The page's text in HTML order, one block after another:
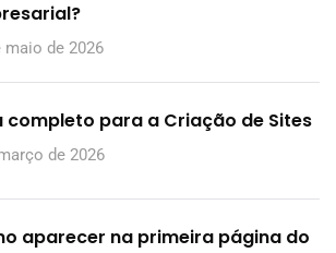
maio de 2026
completo para a Criação de Sites
de 2026
aparecer na primeira página do